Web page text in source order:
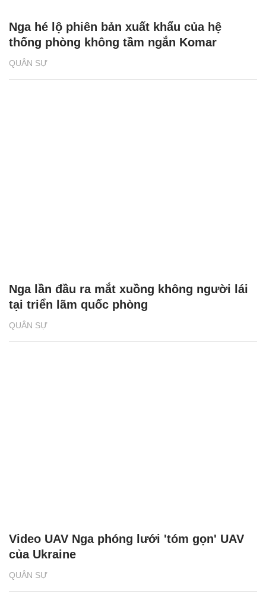
QUÂN SỰ
Nga hé lộ phiên bản xuất khẩu của hệ
thống phòng không tầm ngắn Komar
QUÂN SỰ
Nga lần đầu ra mắt xuồng không người lái
tại triển lãm quốc phòng
QUÂN SỰ
Video UAV Nga phóng lưới 'tóm gọn' UAV
của Ukraine